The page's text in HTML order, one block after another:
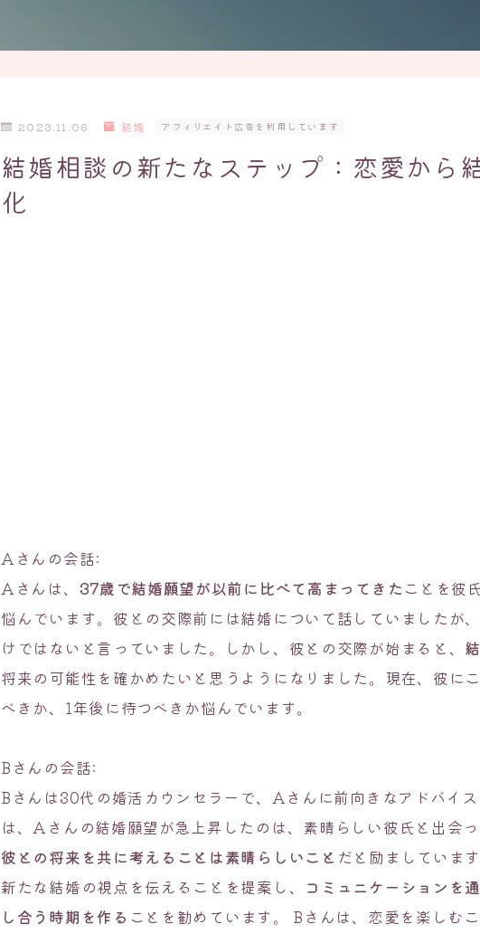
2023.11.06 結婚 アフィリエイト広告を利用しています
結婚相談の新たなステップ：恋愛から
化
Aさんの会話:
Aさんは、 37歳で結婚願望が以前に比べて高まってきた ことを彼
悩んでいます。彼との交際前には結婚について話していましたが
けではないと言っていました。しかし、彼との交際が始まると、
将来の可能性を確かめたいと思うようになりました。現在、彼に
べきか、1年後に待つべきか悩んでいます。
Bさんの会話:
Bさんは30代の婚活カウンセラーで、Aさんに前向きなアドバイ
は、Aさんの結婚願望が急上昇したのは、素晴らしい彼氏と出会っ
彼との将来を共に考えることは素晴らしいこと だと励ましていま
新たな結婚の視点を伝えることを提案し、
コミュニケーションを
し合う時期を作る ことを勧めています。 Bさんは、恋愛を楽しむ